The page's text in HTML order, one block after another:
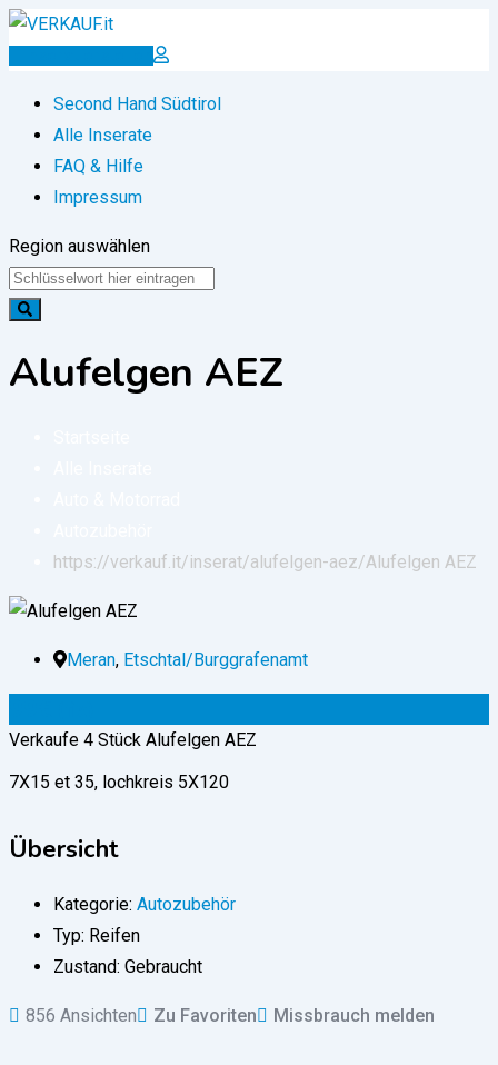
Zum
Inserat erstellen
Second Hand Südtirol
Alle Inserate
FAQ & Hilfe
Impressum
Region auswählen
Alufelgen AEZ
https://verkauf.it/inserat/alufelgen-aez/Alufelgen AEZ
Meran, Etschtal/Burggrafenamt
Verkaufe 4 Stück Alufelgen AEZ
7X15 et 35, lochkreis 5X120
Übersicht
Kategorie: Autozubehör
Typ: Reifen
Zustand: Gebraucht
856 Ansichten Zu Favoriten Missbrauch melden